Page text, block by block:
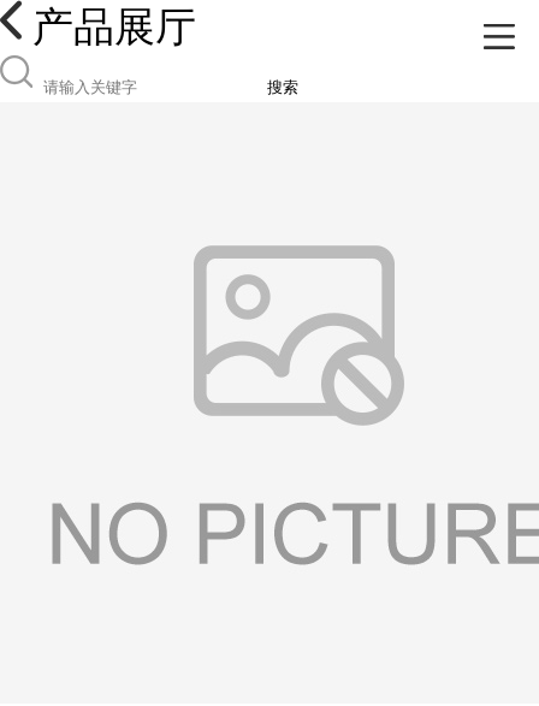
产品展厅
搜索